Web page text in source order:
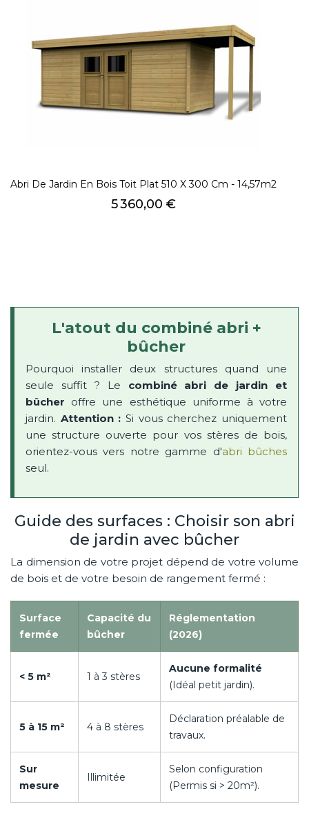
Abri De Jardin En Bois Toit Plat 510 X 300 Cm - 14,57m2
Prix
5 360,00 €
L'atout du combiné abri +
bûcher
Pourquoi installer deux structures quand une
seule suffit ? Le combiné abri de jardin et
bûcher offre une esthétique uniforme à votre
jardin. Attention : Si vous cherchez uniquement
une structure ouverte pour vos stères de bois,
orientez-vous vers notre gamme d'abri bûches
seul.
Guide des surfaces : Choisir son abri
de jardin avec bûcher
La dimension de votre projet dépend de votre volume
de bois et de votre besoin de rangement fermé :
Surface
fermée
Capacité du
bûcher
Réglementation
(2026)
< 5 m² 1 à 3 stères
Aucune formalité
(Idéal petit jardin).
5 à 15 m² 4 à 8 stères
Déclaration préalable de
travaux.
Sur
mesure
Illimitée
Selon configuration
(Permis si > 20m²).